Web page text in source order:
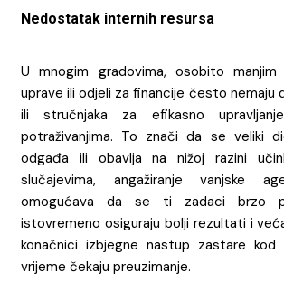
Nedostatak internih resursa
U mnogim gradovima, osobito manjim
uprave ili odjeli za financije često nemaju
ili stručnjaka za efikasno
potraživanjima. To znači da se veliki
odgađa ili obavlja na nižoj razini
slučajevima, angažiranje vanjske
omogućava da se ti zadaci brzo
istovremeno osiguraju bolji rezultati i
konačnici izbjegne nastup zastare
vrijeme čekaju preuzimanje.